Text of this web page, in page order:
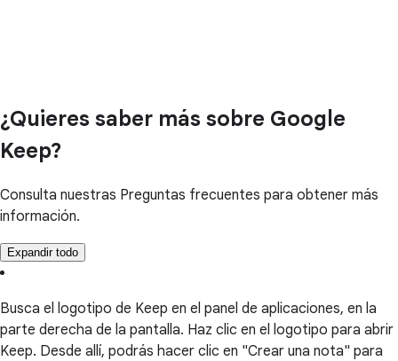
¿Quieres saber más sobre Google
Keep?
Consulta nuestras Preguntas frecuentes para obtener más
información.
Expandir todo
Busca el logotipo de Keep en el panel de aplicaciones, en la
parte derecha de la pantalla. Haz clic en el logotipo para abrir
Keep. Desde allí, podrás hacer clic en "Crear una nota" para